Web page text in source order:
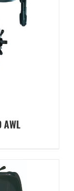
AWL